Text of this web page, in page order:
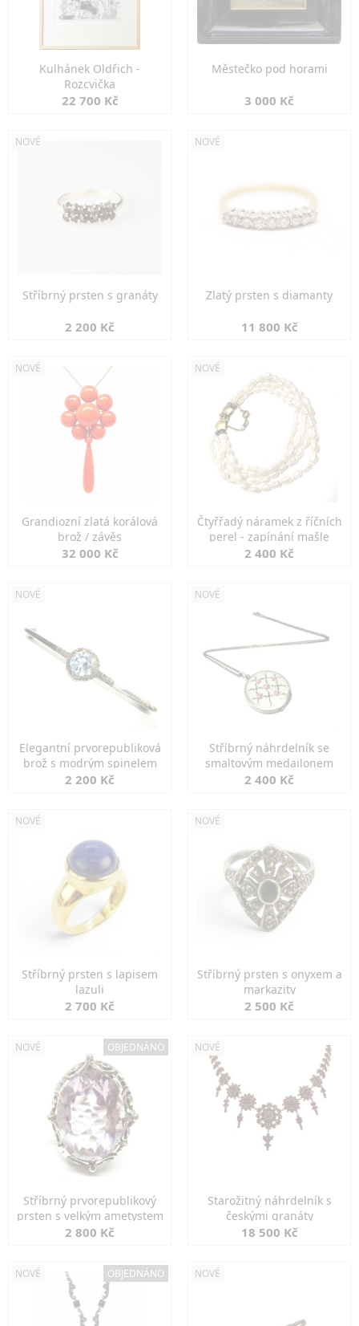
Kulhánek Oldřich -
Rozcvička
22 700 Kč
Městečko pod horami
3 000 Kč
NOVÉ
Stříbrný prsten s granáty
2 200 Kč
NOVÉ
Zlatý prsten s diamanty
11 800 Kč
NOVÉ
Grandiozní zlatá korálová
brož / závěs
32 000 Kč
NOVÉ
Čtyřřadý náramek z říčních
perel - zapínání mašle
2 400 Kč
NOVÉ
Elegantní prvorepubliková
brož s modrým spinelem
2 200 Kč
NOVÉ
Stříbrný náhrdelník se
smaltovým medailonem
2 400 Kč
NOVÉ
Stříbrný prsten s lapisem
lazuli
2 700 Kč
NOVÉ
Stříbrný prsten s onyxem a
markazity
2 500 Kč
NOVÉ OBJEDNÁNO
Stříbrný prvorepublikový
prsten s velkým ametystem
2 800 Kč
NOVÉ
Starožitný náhrdelník s
českými granáty
18 500 Kč
NOVÉ OBJEDNÁNO NOVÉ